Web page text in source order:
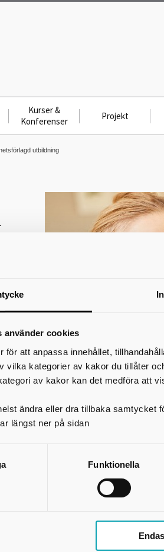
använder cookies
för att anpassa innehållet,
vilka kategorier av kakor du tillåter
av kakor kan det medföra att
ändra eller dra tillbaka samtycket
längst ner på sidan
Funktionella
Kurser &
Konferenser
Projekt
utbildning
högskola/universitet
VFU utgör en del av
utbildningsperioder av olika
och praktiska färdigheter och